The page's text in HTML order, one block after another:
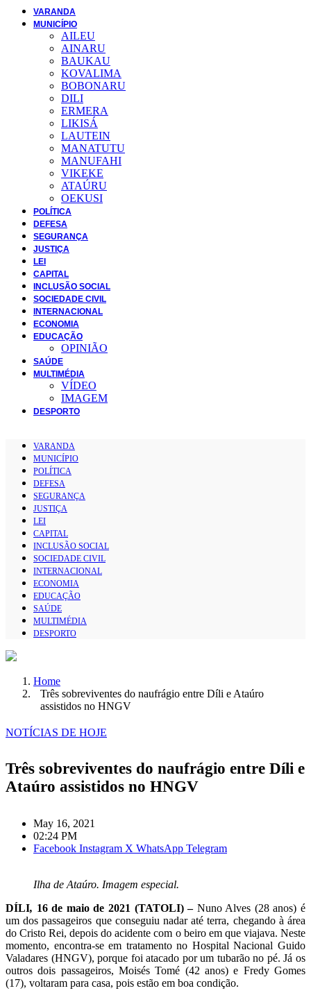
VARANDA
MUNICÍPIO
AILEU
AINARU
BAUKAU
KOVALIMA
BOBONARU
DILI
ERMERA
LIKISÁ
LAUTEIN
MANATUTU
MANUFAHI
VIKEKE
ATAÚRU
OEKUSI
POLÍTICA
DEFESA
SEGURANÇA
JUSTIÇA
LEI
CAPITAL
INCLUSÃO SOCIAL
SOCIEDADE CIVIL
INTERNACIONAL
ECONOMIA
EDUCAÇÃO
OPINIÃO
SAÚDE
MULTIMÉDIA
VÍDEO
IMAGEM
DESPORTO
VARANDA
MUNICÍPIO
POLÍTICA
DEFESA
SEGURANÇA
JUSTIÇA
LEI
CAPITAL
INCLUSÃO SOCIAL
SOCIEDADE CIVIL
INTERNACIONAL
ECONOMIA
EDUCAÇÃO
SAÚDE
MULTIMÉDIA
DESPORTO
Home
Três sobreviventes do naufrágio entre Díli e Ataúro
assistidos no HNGV
NOTÍCIAS DE HOJE
Três sobreviventes do naufrágio entre Díli e
Ataúro assistidos no HNGV
May 16, 2021
02:24 PM
Facebook Instagram X WhatsApp Telegram
Ilha de Ataúro. Imagem especial.
DÍLI, 16 de maio de 2021 (TATOLI) –Nuno Alves (28 anos) é
um dos passageiros que conseguiu nadar at­­é terra, chegando à área
do Cristo Rei, depois do acidente com o beiro em que viajava. Neste
momento, encontra-se em tratamento no Hospital Nacional Guido
Valadares (HNGV), porque foi atacado por um tubarão no pé. Já os
outros dois passageiros, Moisés Tomé (42 anos) e Fredy Gomes
(17), voltaram para casa, pois estão em boa condição.